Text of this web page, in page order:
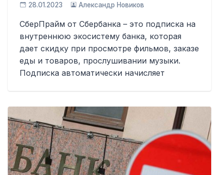
28.01.2023 Александр Новиков
СберПрайм от Сбербанка – это подписка на
внутреннюю экосистему банка, которая
дает скидку при просмотре фильмов, заказе
еды и товаров, прослушивании музыки.
Подписка автоматически начисляет